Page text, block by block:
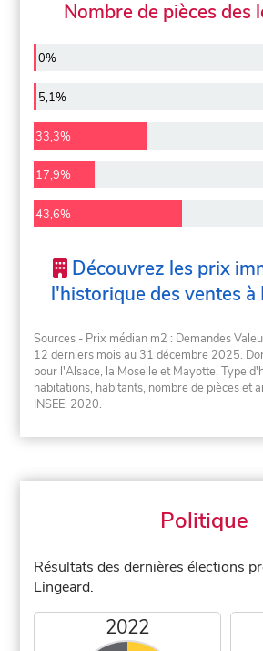
Nombre de pièces des
0%
5,1%
33,3%
17,9%
43,6%
Découvrez les prix
l'historique des ventes à
Sources - Prix médian m2 : Demandes
12 derniers mois au 31 décembre 2025.
pour l'Alsace, la Moselle et Mayotte. Type
habitations, habitants, nombre de pièces et
INSEE, 2020.
Politique
Résultats des dernières élections
Lingeard.
2022